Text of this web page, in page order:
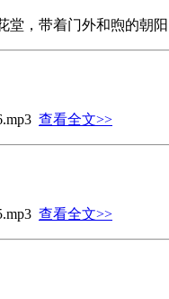
堂，带着门外和煦的朝
查看全文>>
查看全文>>